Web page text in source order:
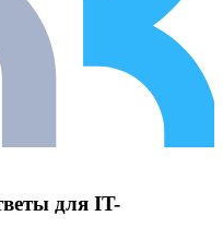
для IT-